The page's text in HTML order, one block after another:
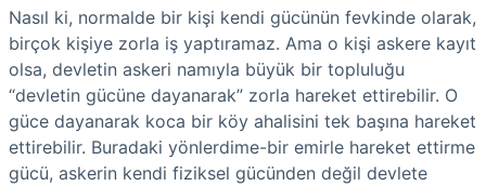
Nasıl ki, normalde bir kişi kendi gücünün fevkinde olarak,
birçok kişiye zorla iş yaptıramaz. Ama o kişi askere kayıt
olsa, devletin askeri namıyla büyük bir topluluğu
“devletin gücüne dayanarak” zorla hareket ettirebilir. O
güce dayanarak koca bir köy ahalisini tek başına hareket
ettirebilir. Buradaki yönlerdime-bir emirle hareket ettirme
gücü, askerin kendi fiziksel gücünden değil devlete